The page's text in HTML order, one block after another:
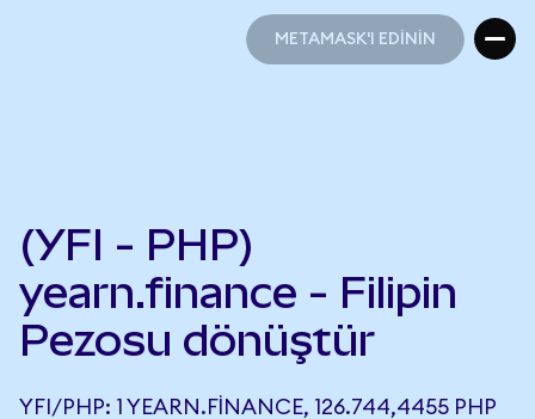
METAMASK'I EDİNİN
(YFI - PHP)
yearn.finance - Filipin
Pezosu dönüştür
YFI/PHP: 1 YEARN.FINANCE, 126.744,4455 PHP